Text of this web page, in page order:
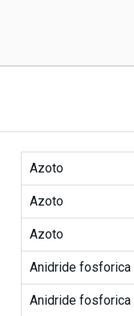
Azoto
Azoto
Azoto
Anidride fosforica
Anidride fosforica